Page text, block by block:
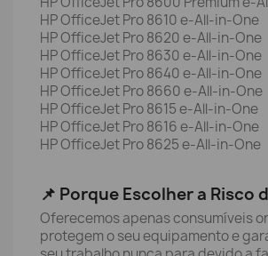
HP OfficeJet Pro 8610 e-All-in-One
HP OfficeJet Pro 8620 e-All-in-One
HP OfficeJet Pro 8630 e-All-in-One
HP OfficeJet Pro 8640 e-All-in-One
HP OfficeJet Pro 8660 e-All-in-One
HP OfficeJet Pro 8615 e-All-in-One
HP OfficeJet Pro 8616 e-All-in-One
HP OfficeJet Pro 8625 e-All-in-One
📌 Porque Escolher a Risco
Oferecemos apenas consumíveis
protegem o seu equipamento e